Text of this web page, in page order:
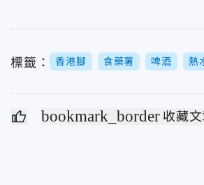
標籤： 香港腳 食藥署 啤酒 熱
bookmark_border 收藏文